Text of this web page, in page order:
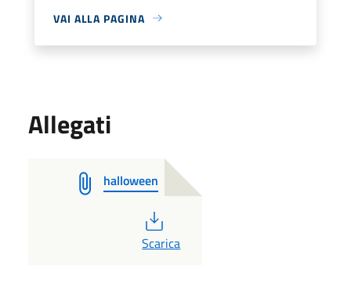
VAI ALLA PAGINA
Allegati
halloween
PDF
Scarica